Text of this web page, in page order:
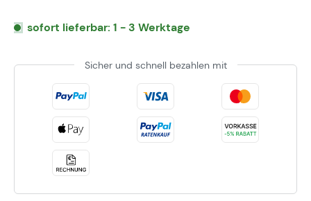
sofort lieferbar: 1 - 3 Werktage
Sicher und schnell bezahlen mit